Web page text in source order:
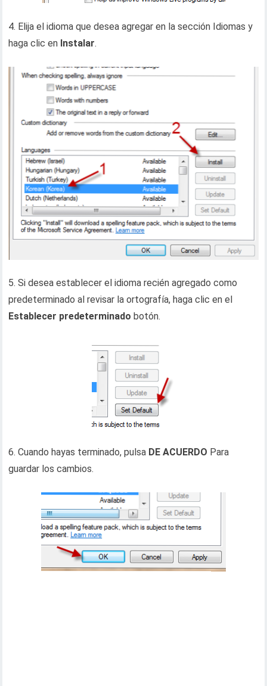
4. Elija el idioma que desea agregar en la sección Idiomas y
haga clic en Instalar.
5. Si desea establecer el idioma recién agregado como
predeterminado al revisar la ortografía, haga clic en el
Establecer predeterminado botón.
6. Cuando hayas terminado, pulsa DE ACUERDO Para
guardar los cambios.